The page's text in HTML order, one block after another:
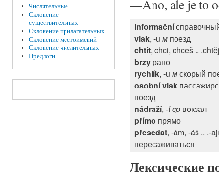
Числительные
Склонение
существительных
Склонение прилагательных
Склонение местоимений
Склонение числительных
Предлоги
—Ano, ale je to
informační
vlak, -u м поезд
chtít, chci, chceš ..
brzy рано
rychlík, -u мскорый
osobní vlak
поезд
nádraží, -ícp вокзал
přímo прямо
přesedat, -ám, -áš .. .-ají
пересаживаться
Лексические